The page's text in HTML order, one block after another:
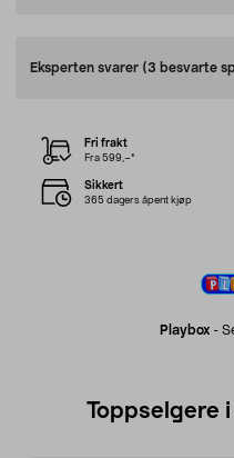
Eksperten svarer (3 besvarte
Playbox-
Fri frakt
Fra 599,–*
Sikkert
365 dagers åpent kjøp
Toppselgere